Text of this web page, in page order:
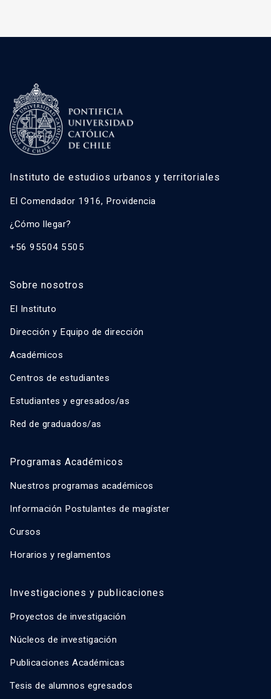
Instituto de estudios urbanos y territoriales
El Comendador 1916, Providencia
¿Cómo llegar?
+56 95504 5505
Sobre nosotros
El Instituto
Dirección y Equipo de dirección
Académicos
Centros de estudiantes
Estudiantes y egresados/as
Red de graduados/as
Programas Académicos
Nuestros programas académicos
Información Postulantes de magíster
Cursos
Horarios y reglamentos
Investigaciones y publicaciones
Proyectos de investigación
Núcleos de investigación
Publicaciones Académicas
Tesis de alumnos egresados